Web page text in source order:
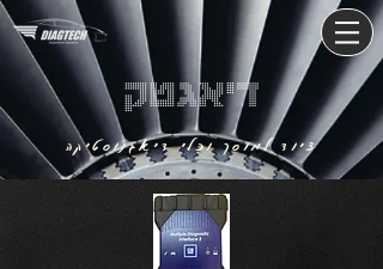
דיאגטק
ציוד למוסך וכלי דיאגנוסטיקה